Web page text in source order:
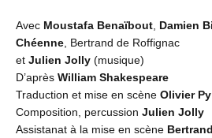
Avec Moustafa Benaïbout Damien
Chéenne , Bertrand de Roffignac
et Julien Jolly (musique)
D’après William Shakespeare
Traduction et mise en scène Olivier Py
Composition, percussion Julien Jolly
Assistanat à la mise en scène